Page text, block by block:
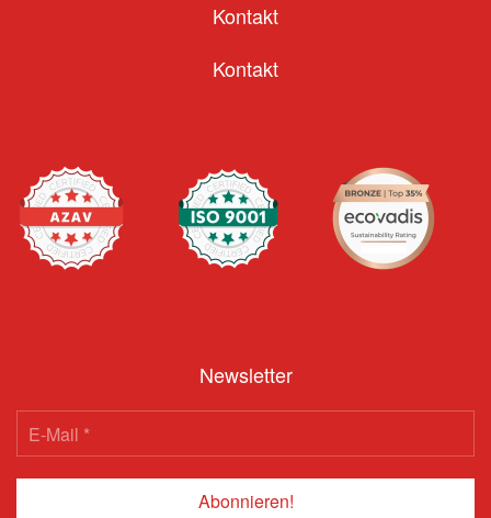
Kontakt
Kontakt
Newsletter